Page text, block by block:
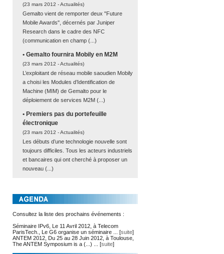
(23 mars 2012 -Actualités)
Gemalto vient de remporter deux "Future
Mobile Awards", décernés par Juniper
Research dans le cadre des NFC
(communication en champ (...)
• Gemalto fournira Mobily en M2M
(23 mars 2012 -Actualités)
L’exploitant de réseau mobile saoudien Mobily
a choisi les Modules d’Identification de
Machine (MIM) de Gemalto pour le
déploiement de services M2M (...)
• Premiers pas du portefeuille
électronique
(23 mars 2012 -Actualités)
Les débuts d’une technologie nouvelle sont
toujours difficiles. Tous les acteurs industriels
et bancaires qui ont cherché à proposer un
nouveau (...)
Consultez la liste des prochains événements :
Séminaire IPv6, Le 11 Avril 2012, à Telecom
ParisTech., Le G6 organise un séminaire ... [suite]
ANTEM 2012, Du 25 au 28 Juin 2012, à Toulouse,
The ANTEM Symposium is a (...) ... [suite]